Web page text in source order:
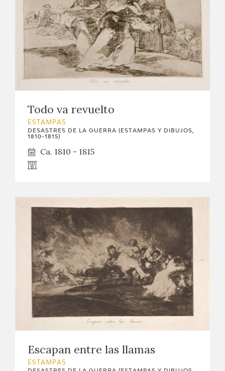
Todo va revuelto
ESTAMPAS
DESASTRES DE LA GUERRA (ESTAMPAS Y DIBUJOS,
1810-1815)
Ca. 1810 - 1815
Escapan entre las llamas
ESTAMPAS